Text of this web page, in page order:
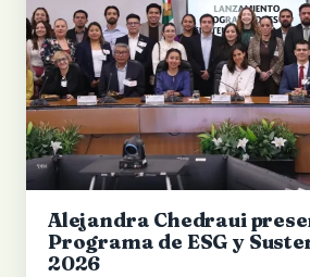
Alejandra Chedraui
Programa de ESG y
2026